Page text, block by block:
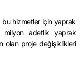
bu hizmetler için yaprak
milyon adetlik yaprak
olan proje değişiklikleri